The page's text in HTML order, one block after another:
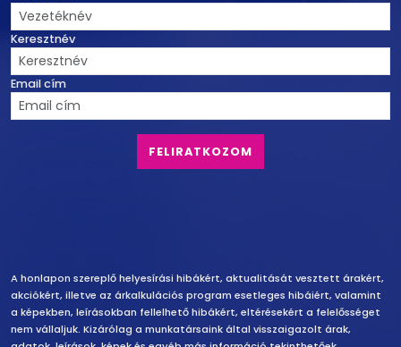
Keresztnév
Email cím
Felelősség vállalás
A honlapon szereplő helyesírási hibákért, aktualitását vesztett árakért,
akciókért, illetve az árkalkulációs program esetleges hibáiért, valamint
a képekben, leírásokban fellelhető hibákért, eltérésekért a felelősséget
nem vállaljuk. Kizárólag a munkatársaink által visszaigazolt árak,